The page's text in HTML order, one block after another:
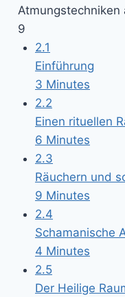
9
2.1
Einführung
3 Minutes
2.2
Einen rituellen
6 Minutes
2.3
Räuchern und
9 Minutes
2.4
Schamanische
4 Minutes
2.5
Der Heilige